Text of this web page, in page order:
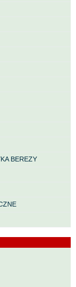
BEREZY